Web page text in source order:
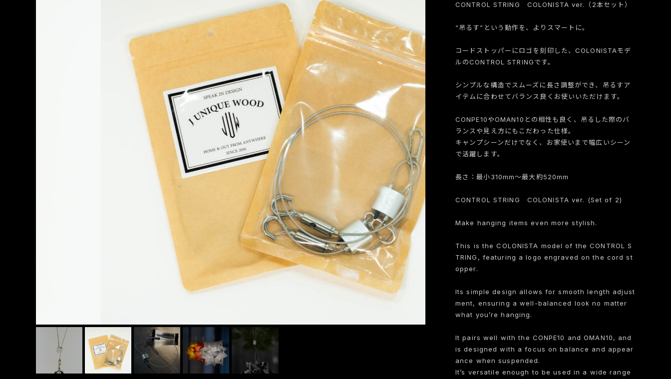
CONTROL STRING COLONISTA ver.（2本セット）
“吊るす”という動作を、よりスマートに。
コードストッパーにロゴを刻印した、COLONISTAモデ
ルのCONTROL STRINGです。
シンプルな構造でスムーズに長さ調整ができ、吊るすア
イテムに合わせてバランス良くお使いいただけます。
CONPE10やOMAN10との相性も良く、吊るした際のバ
ランスや見え方にもこだわった仕様。
キャンプシーンだけでなく、お家使いまで幅広いシーン
で活躍します。
長さ：最小310mm〜最大約520mm
CONTROL STRING COLONISTA ver. (Set of 2)
Make hanging items even more stylish.
This is the COLONISTA model of the CONTROL S
TRING, featuring a logo engraved on the cord st
opper.
Its simple design allows for smooth length adjust
ment, ensuring a well-balanced look no matter
what you’re hanging.
It pairs well with the CONPE10 and OMAN10, and
is designed with a focus on balance and appear
ance when suspended.
It’s versatile enough to be used in a wide range